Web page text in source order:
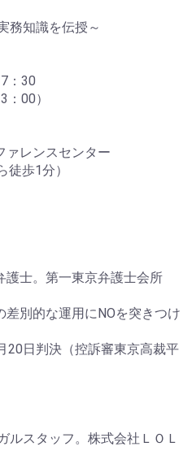
務知識を伝授～
：30
）
ァレンスセンター
徒歩1分）
士。第一東京弁護士会所
別的な運用にNOを突きつけ
日判決（控訴審東京高裁平
スタッフ。株式会社ＬＯＬ